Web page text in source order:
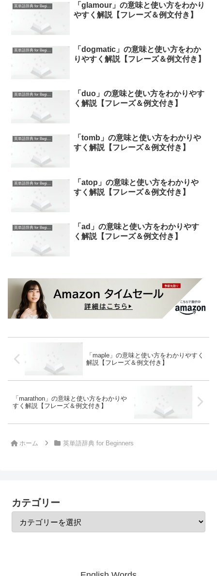
英単語辞典 for Beginners
「glamour」の意味と使い方をわかり
やすく解説【フレーズ＆例文付き】
英単語辞典 for Beginners
「dogmatic」の意味と使い方をわか
りやすく解説【フレーズ＆例文付き】
英単語辞典 for Beginners
「duo」の意味と使い方をわかりやす
く解説【フレーズ＆例文付き】
英単語辞典 for Beginners
「tomb」の意味と使い方をわかりや
すく解説【フレーズ＆例文付き】
英単語辞典 for Beginners
「atop」の意味と使い方をわかりや
すく解説【フレーズ＆例文付き】
英単語辞典 for Beginners
「ad」の意味と使い方をわかりやす
く解説【フレーズ＆例文付き】
「maple」の意味と使い方をわかりやすく
解説【フレーズ＆例文付き】
「marathon」の意味と使い方をわかりや
すく解説【フレーズ＆例文付き】
ホーム 英単語辞典 for Beginners
カテゴリー